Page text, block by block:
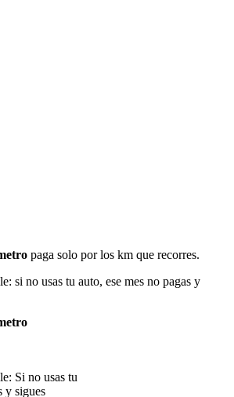
paga solo por los km que recorres.
si no usas tu auto, ese mes no pagas y
Si no usas tu
y sigues